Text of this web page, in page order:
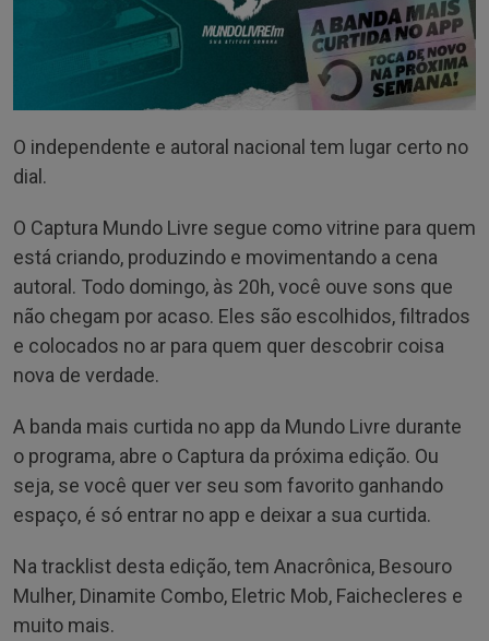
O independente e autoral nacional tem lugar certo no
dial.
O Captura Mundo Livre segue como vitrine para quem
está criando, produzindo e movimentando a cena
autoral. Todo domingo, às 20h, você ouve sons que
não chegam por acaso. Eles são escolhidos, filtrados
e colocados no ar para quem quer descobrir coisa
nova de verdade.
A banda mais curtida no app da Mundo Livre durante
o programa, abre o Captura da próxima edição. Ou
seja, se você quer ver seu som favorito ganhando
espaço, é só entrar no app e deixar a sua curtida.
Na tracklist desta edição, tem Anacrônica, Besouro
Mulher, Dinamite Combo, Eletric Mob, Faichecleres e
muito mais.